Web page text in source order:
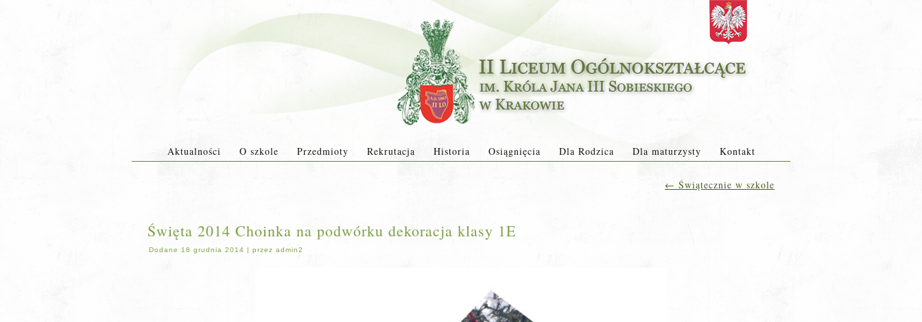
Aktualności O szkole Przedmioty Rekrutacja Historia Osiągnięcia Dla Rodzica Dla maturzysty Kontakt
← Świątecznie w szkole
Święta 2014 Choinka na podwórku dekoracja klasy 1E
Dodane 18 grudnia 2014 | przez admin2